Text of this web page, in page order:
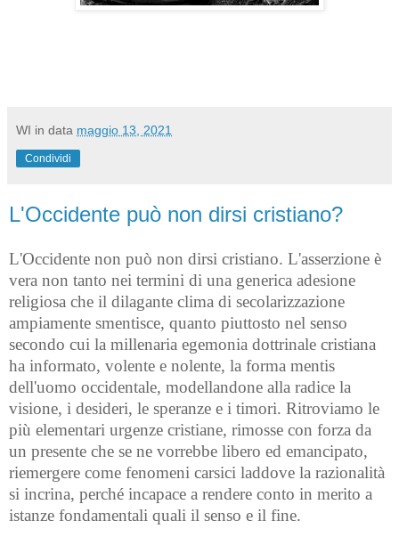
WI in data maggio 13, 2021
Condividi
L'Occidente può non dirsi cristiano?
L'Occidente non può non dirsi cristiano. L'asserzione è
vera non tanto nei termini di una generica adesione
religiosa che il dilagante clima di secolarizzazione
ampiamente smentisce, quanto piuttosto nel senso
secondo cui la millenaria egemonia dottrinale cristiana
ha informato, volente e nolente, la forma mentis
dell'uomo occidentale, modellandone alla radice la
visione, i desideri, le speranze e i timori. Ritroviamo le
più elementari urgenze cristiane, rimosse con forza da
un presente che se ne vorrebbe libero ed emancipato,
riemergere come fenomeni carsici laddove la razionalità
si incrina, perché incapace a rendere conto in merito a
istanze fondamentali quali il senso e il fine.